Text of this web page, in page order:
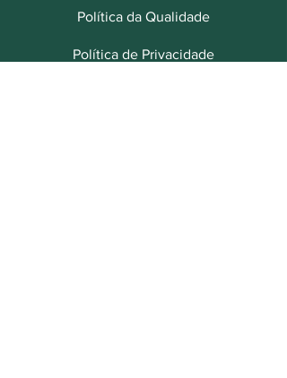
Política da Qualidade
Política de Privacidade